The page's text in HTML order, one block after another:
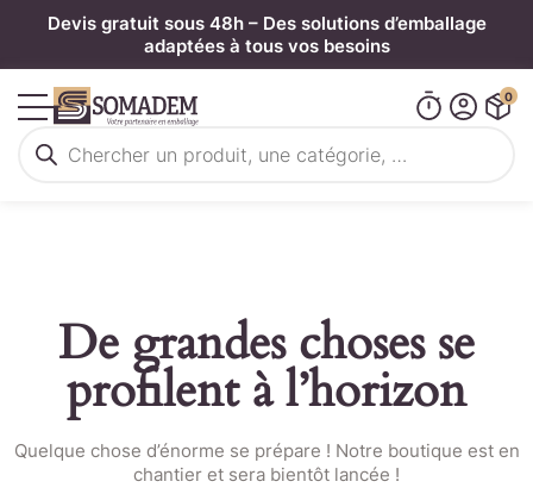
Devis gratuit sous 48h – Des solutions d’emballage
adaptées à tous vos besoins
de
0
De grandes choses se
profilent à l’horizon
Quelque chose d’énorme se prépare ! Notre boutique est en
chantier et sera bientôt lancée !
Panneau de gestion des cookies